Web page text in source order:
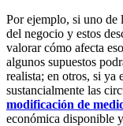
Por ejemplo, si uno de
del negocio y estos
valorar cómo afecta
algunos supuestos
realista; en otros, si ya
sustancialmente las
modificación de
económica disponible